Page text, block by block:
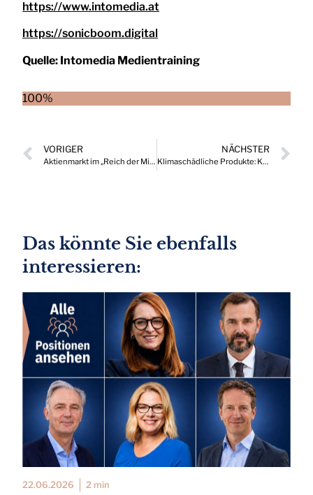
https://www.intomedia.at
https://sonicboom.digital
Quelle: Intomedia Medientraining
100%
VORIGER
Aktienmarkt im „Reich der Mitte“: Die Zukunft gehört dem Optimismus
NÄCHSTER
Klimaschädliche Produkte: Kann die Reduktion von Werbung helfen?
Das könnte Sie ebenfalls
interessieren:
22.06.2026 2 min